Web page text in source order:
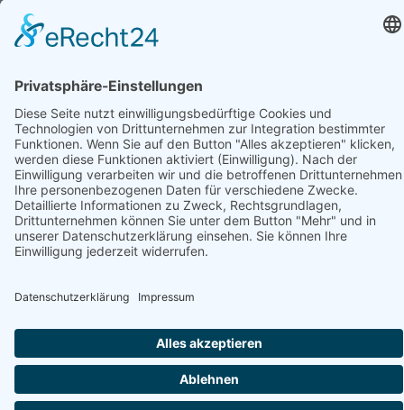
Notdienstapotheke und Apotheke finden
Suchen
Ein Service von:
Datenschutzhinweis
© Stadtmarketing und Tourismus Nortorf und Umland e.V.